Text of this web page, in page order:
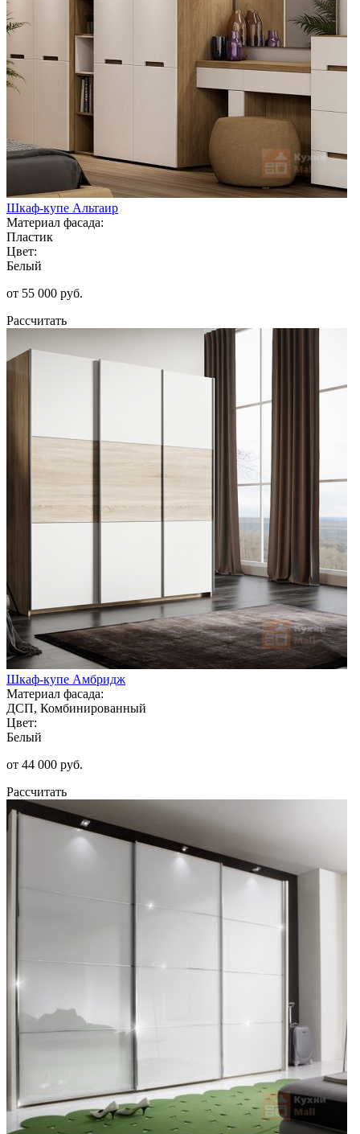
Шкаф-купе Альтаир
Материал фасада:
Пластик
Цвет:
Белый
от 55 000 руб.
Рассчитать
Шкаф-купе Амбридж
Материал фасада:
ДСП, Комбинированный
Цвет:
Белый
от 44 000 руб.
Рассчитать